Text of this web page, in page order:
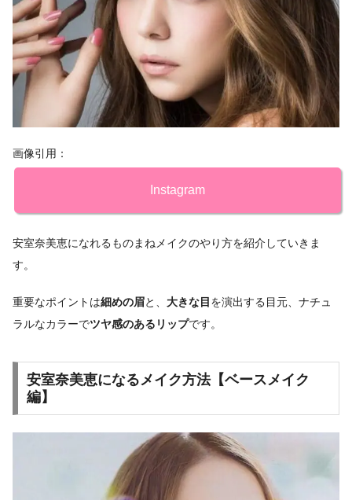
画像引用：
Instagram
安室奈美恵になれるものまねメイクのやり方を紹介していきま
す。
重要なポイントは細めの眉と、 大きな目 を演出する目元、ナチュ
ラルなカラーでツヤ感のあるリップです。
安室奈美恵になるメイク方法【ベースメイク
編】